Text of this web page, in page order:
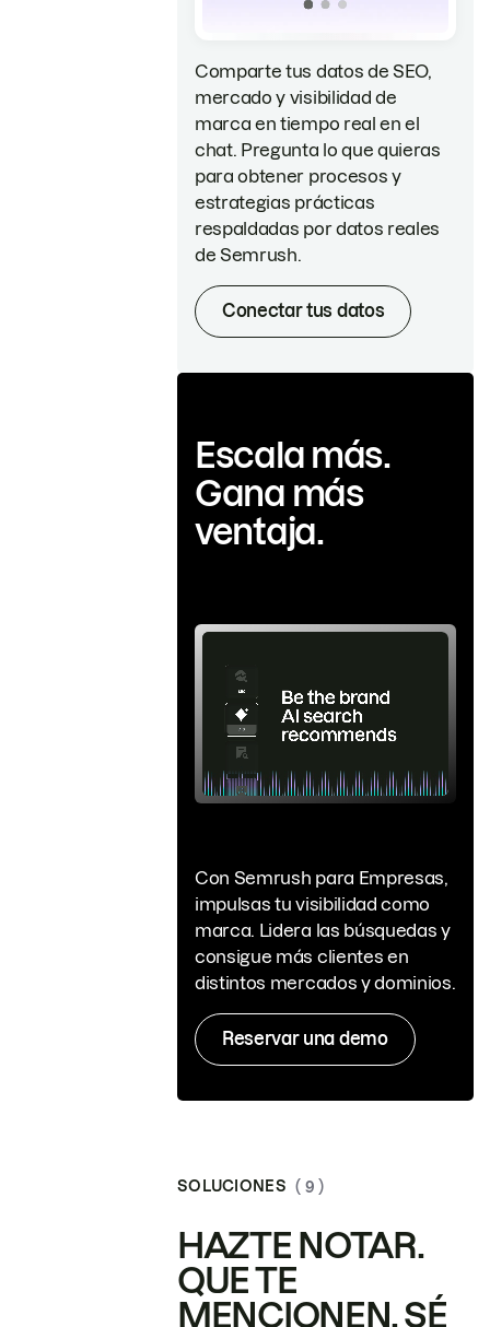
Comparte tus datos de SEO,
mercado y visibilidad de
marca en tiempo real en el
chat. Pregunta lo que quieras
para obtener procesos y
estrategias prácticas
respaldadas por datos reales
de Semrush.
Conectar tus datos
Escala más.
Gana más
ventaja.
Con Semrush para Empresas,
impulsas tu visibilidad como
marca. Lidera las búsquedas y
consigue más clientes en
distintos mercados y dominios.
Reservar una demo
SOLUCIONES ( 9 )
HAZTE NOTAR.
QUE TE
MENCIONEN. SÉ